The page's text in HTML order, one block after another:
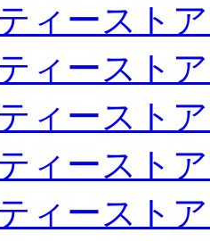
ィースト
ィースト
ィースト
ィースト
ィースト